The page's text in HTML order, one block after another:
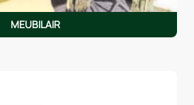
MEUBILAIR